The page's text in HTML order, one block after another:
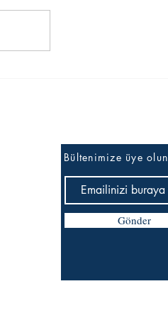
Bültenimize üye olun
Gönder